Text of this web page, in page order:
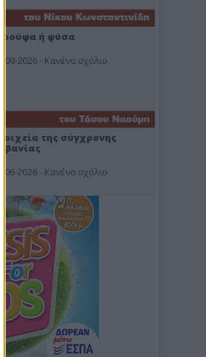
ρούφα ή φύσα
08-2026 - Κανένα σχόλιο
της σύγχρονης
06-2026 - Κανένα σχόλιο